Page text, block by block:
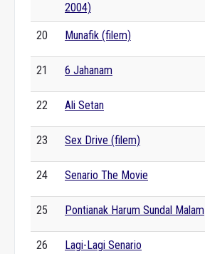
2004)
20 Munafik (filem)
21 6 Jahanam
22 Ali Setan
23 Sex Drive (filem)
24 Senario The Movie
25 Pontianak Harum Sundal Malam
26 Lagi-Lagi Senario